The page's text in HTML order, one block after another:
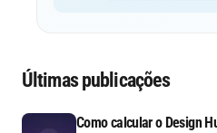
Últimas publicações
Como calcular o Design